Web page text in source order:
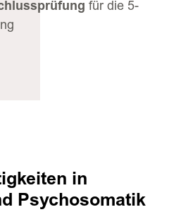
für die 5-
in
Psychosomatik